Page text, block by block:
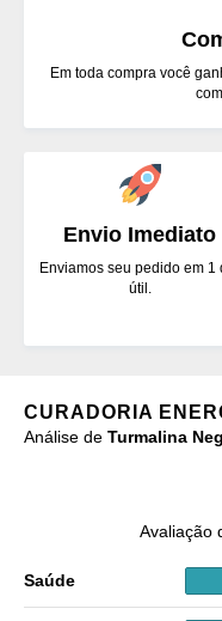
Envio Imediato
Enviamos seu pedido em 1
útil.
Em toda compra você
CURADORIA
Análise de Turmalina
Avaliação
Saúde